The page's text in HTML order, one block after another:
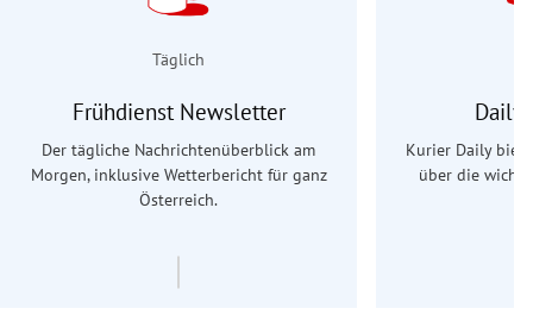
Täglich
Frühdienst Newsletter
Der tägliche Nachrichtenüberblick am
Morgen, inklusive Wetterbericht für ganz
Österreich.
Daily
Kurier Daily
über die